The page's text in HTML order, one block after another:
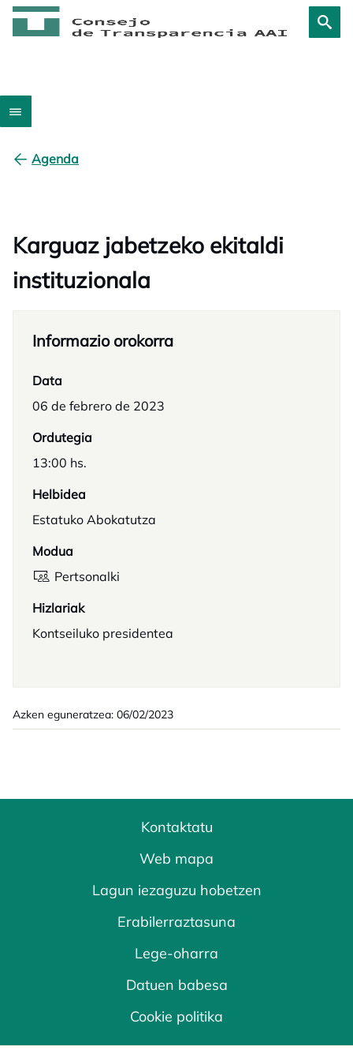
Agenda
Karguaz jabetzeko ekitaldi
instituzionala
Informazio orokorra
Data
06 de febrero de 2023
Ordutegia
13:00 hs.
Helbidea
Estatuko Abokatutza
Modua
Pertsonalki
Hizlariak
Kontseiluko presidentea
Azken eguneratzea: 06/02/2023
Kontaktatu
Web mapa
Lagun iezaguzu hobetzen
Erabilerraztasuna
Lege-oharra
Datuen babesa
Cookie politika